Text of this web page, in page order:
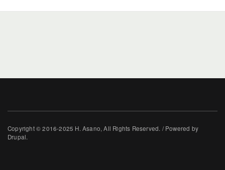
Copyright © 2016-2025 H. Asano, All Rights Reserved. / Powered by
Drupal.